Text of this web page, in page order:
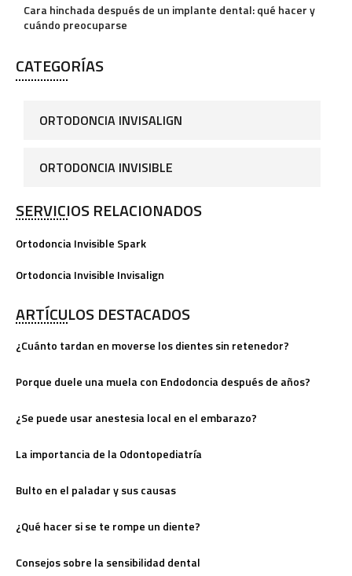
Cara hinchada después de un implante dental: qué hacer y
cuándo preocuparse
CATEGORÍAS
ORTODONCIA INVISALIGN
ORTODONCIA INVISIBLE
SERVICIOS RELACIONADOS
Ortodoncia Invisible Spark
Ortodoncia Invisible Invisalign
ARTÍCULOS DESTACADOS
¿Cuánto tardan en moverse los dientes sin retenedor?
Porque duele una muela con Endodoncia después de años?
¿Se puede usar anestesia local en el embarazo?
La importancia de la Odontopediatría
Bulto en el paladar y sus causas
¿Qué hacer si se te rompe un diente?
Consejos sobre la sensibilidad dental